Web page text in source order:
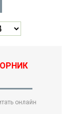
онлайн